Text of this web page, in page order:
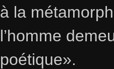
à la
l’homme
poétique».